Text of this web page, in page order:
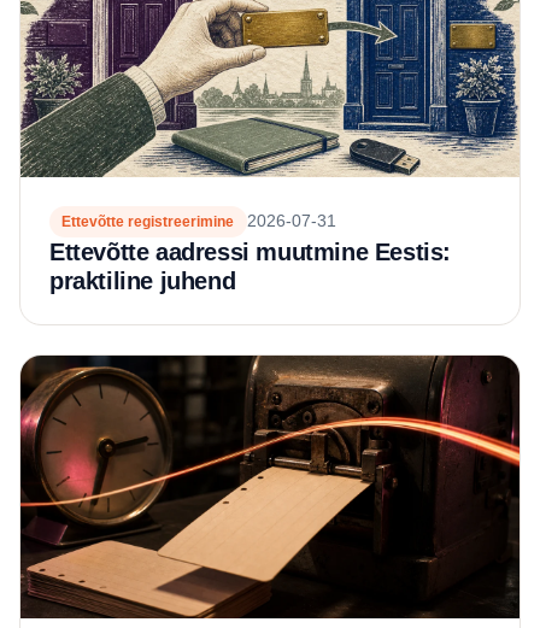
Ettevõtte registreerimine 2026-07-31
Ettevõtte aadressi muutmine Eestis:
praktiline juhend